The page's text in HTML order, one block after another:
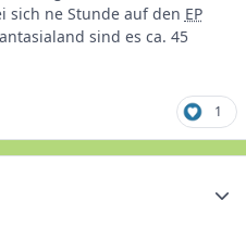
sich ne Stunde auf den EP
sind es ca. 45
1